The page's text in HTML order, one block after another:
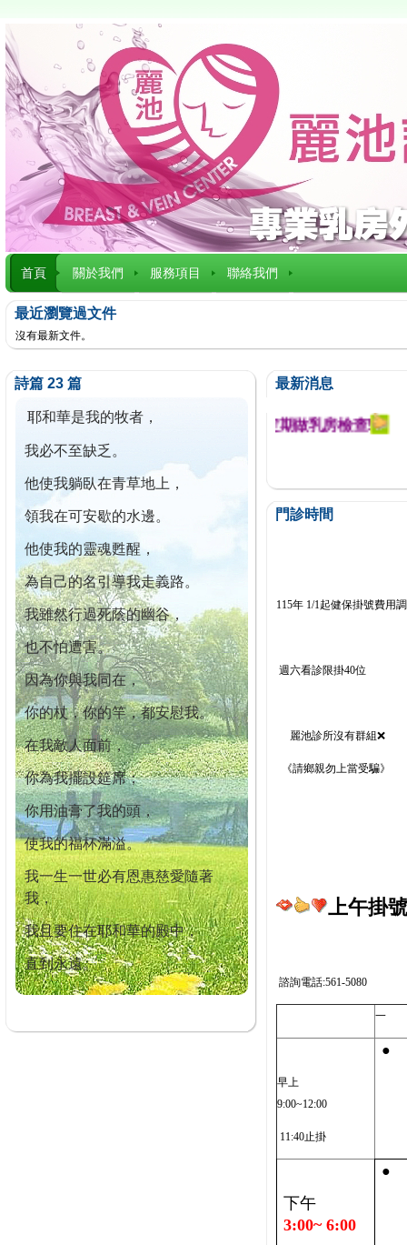
首頁 關於我們 服務項目 聯絡我們
最近瀏覽過文件
沒有最新文件。
詩篇 23 篇
耶和華是我的牧者，
我必不至缺乏。
他使我躺臥在青草地上，
領我在可安歇的水邊。
他使我的靈魂甦醒，
為自己的名引導我走義路。
我雖然行過死蔭的幽谷，
也不怕遭害。
因為你與我同在，
你的杖，你的竿，都安慰我。
在我敵人面前，
你為我擺設筵席；
你用油膏了我的頭，
使我的福杯滿溢。
我一生一世必有恩惠慈愛隨著
我，
我且要住在耶和華的殿中，
直到永遠。
最新消息
迄今已篩檢出1700位乳癌患者,提醒您定期做乳房檢查!
門診時間
115年 1/1起健保掛號費用
週六看診限掛40位
麗池診所沒有群組❌
《請鄉親勿上當受騙》
上午掛
諮詢電話:561-5080
一
早上
9:00~12:00
11:40止掛
●
下午
3:00~ 6:00
●